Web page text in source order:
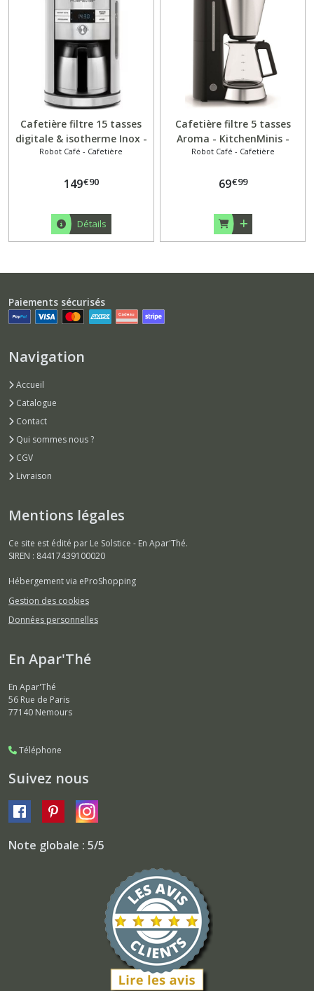
Cafetière filtre 15 tasses
digitale & isotherme Inox -
BCF560 - Riviera & Bar
Robot Café - Cafetière
149€90
Détails
Cafetière filtre 5 tasses
Aroma - KitchenMinis -
Robot Café - Cafetière
69€99
Paiements sécurisés
Navigation
Accueil
Catalogue
Contact
Qui sommes nous ?
CGV
Livraison
Mentions légales
Ce site est édité par Le Solstice - En Apar'Thé.
SIREN : 84417439100020
Hébergement via eProShopping
Gestion des cookies
Données personnelles
En Apar'Thé
En Apar'Thé
56 Rue de Paris
77140 Nemours
Téléphone
Suivez nous
Note globale : 5/5